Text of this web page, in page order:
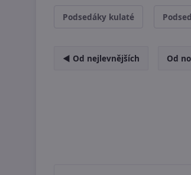
Podsedáky kulaté
◄ Od nejlevnějších Od